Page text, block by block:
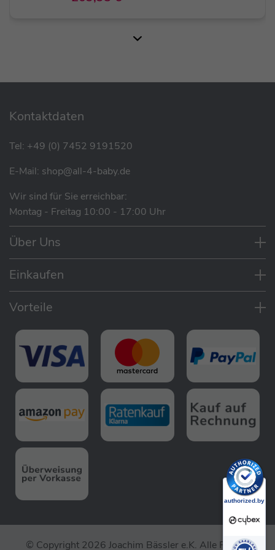
Eigenschaften
Geeignet ab Geburt bis ca. 4 Jahre (separat
erhältliche Babywanne wird empfohlen)
E-Antrieb und Multi-Terrain-Support:
Leichte Steuerung über einen intuitiven
Hebel am Schiebegriff
Wiegefunktion:
Aktivierung per Knopfdruck
Bewegt den E-Kinderwagen automatisch
vor und zurück
Beruhigt das Baby und wiegt es sanft in
den Schlaf, während die Hände frei
bleiben
Benutzeroberfläche:
Geschwindigkeit über den Hebel am
statt 59,95 €
Kontaktdaten
Tel: +49 (0) 7452 9191520
E-Mail: shop@all-4-baby.de
Wir sind für Sie erreichbar:
Montag - Freitag 10:00 - 17:00 Uhr
Über Uns
Einkaufen
Vorteile
© Copyright 2026 Joachim Bässler e.K. Alle Rechte